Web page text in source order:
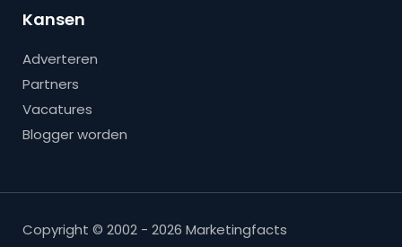
Kansen
Adverteren
Partners
Vacatures
Blogger worden
Copyright © 2002 - 2026 Marketingfacts